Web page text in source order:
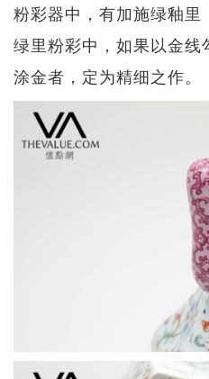
粉彩器中，有加施绿釉里
绿里粉彩中，如果以金线
涂金者，定为精细之作。